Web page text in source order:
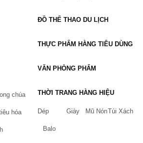
chúa
hóa
ĐỒ THỂ THAO DU LỊCH
THỰC PHẨM HÀNG TIÊU DÙNG
VĂN PHÒNG PHẨM
THỜI TRANG HÀNG HIỆU
Dép Giày Mũ NónTúi Xách
Balo